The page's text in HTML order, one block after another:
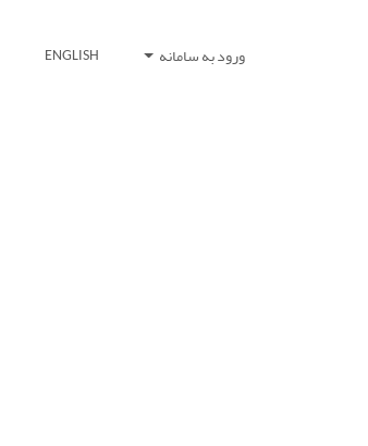
ورود به سامانه ENGLISH